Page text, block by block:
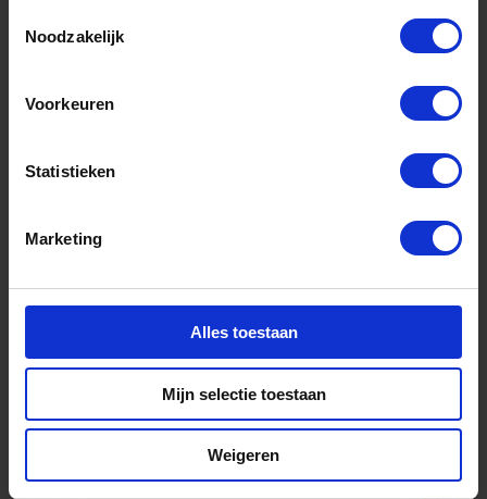
Noodzakelijk
Voorkeuren
Statistieken
Marketing
Alles toestaan
Mijn selectie toestaan
Weigeren
Meer informatie
Project portfolio
2021 – 2024: een